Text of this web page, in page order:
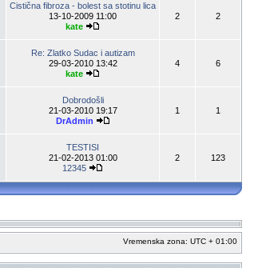
Cistična fibroza - bolest sa stotinu lica
13-10-2009 11:00
kate
2 2
Re: Zlatko Sudac i autizam
29-03-2010 13:42
kate
4 6
Dobrodošli
21-03-2010 19:17
DrAdmin
1 1
TESTISI
21-02-2013 01:00
12345
2 123
Vremenska zona: UTC + 01:00